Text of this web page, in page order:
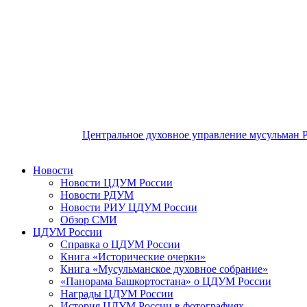
Центральное духовное управление мусульман
Новости
Новости ЦДУМ России
Новости РДУМ
Новости РИУ ЦДУМ России
Обзор СМИ
ЦДУМ России
Справка о ЦДУМ России
Книга «Исторические очерки»
Книга «Мусульманское духовное собрание»
«Панорама Башкортостана» о ЦДУМ России
Награды ЦДУМ России